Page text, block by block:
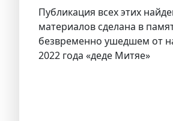
Публикация всех этих
материалов сделана в
безвременно ушедшем от
2022 года «деде Митяе»